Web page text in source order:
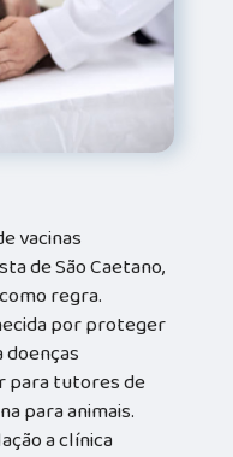
vacinas
de São Caetano,
regra.
por proteger
para tutores de
para animais.
a clínica